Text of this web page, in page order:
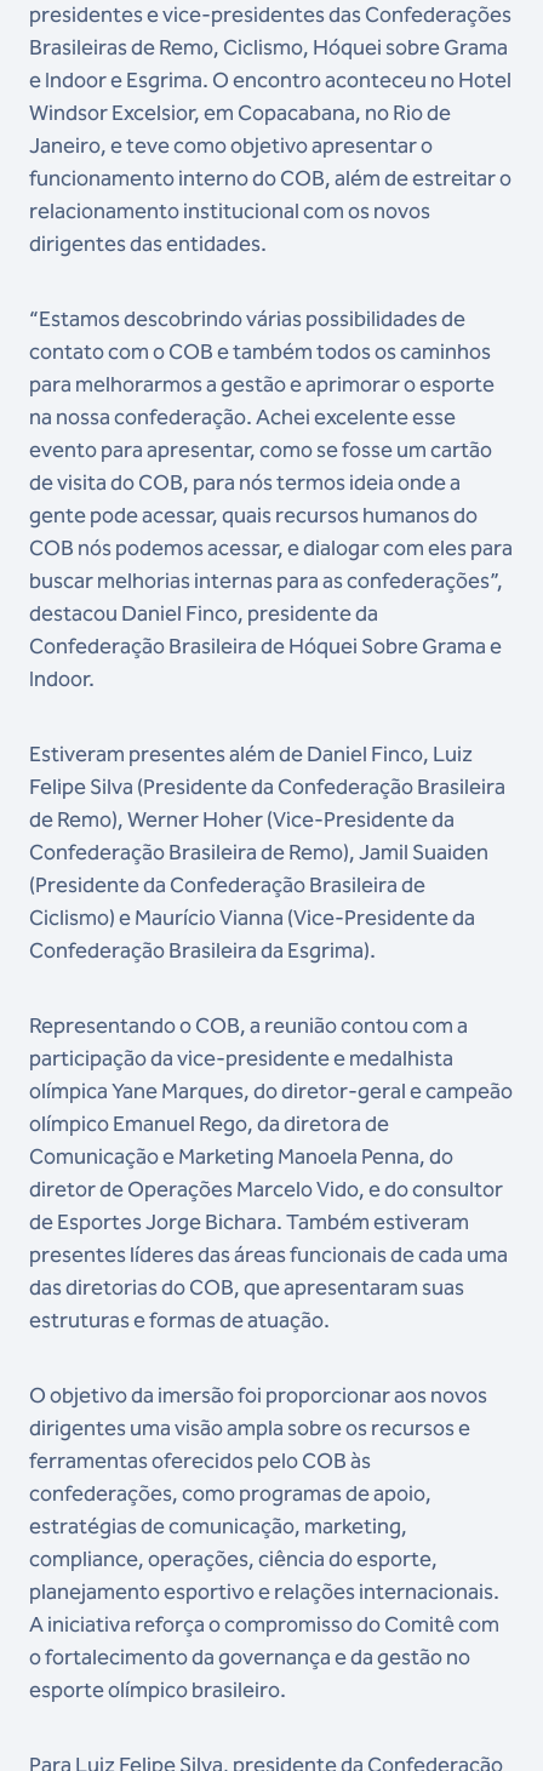
presidentes e vice-presidentes das Confederações
Brasileiras de Remo, Ciclismo, Hóquei sobre Grama
e Indoor e Esgrima. O encontro aconteceu no Hotel
Windsor Excelsior, em Copacabana, no Rio de
Janeiro, e teve como objetivo apresentar o
funcionamento interno do COB, além de estreitar o
relacionamento institucional com os novos
dirigentes das entidades.
“Estamos descobrindo várias possibilidades de
contato com o COB e também todos os caminhos
para melhorarmos a gestão e aprimorar o esporte
na nossa confederação. Achei excelente esse
evento para apresentar, como se fosse um cartão
de visita do COB, para nós termos ideia onde a
gente pode acessar, quais recursos humanos do
COB nós podemos acessar, e dialogar com eles para
buscar melhorias internas para as confederações”,
destacou Daniel Finco, presidente da
Confederação Brasileira de Hóquei Sobre Grama e
Indoor.
Estiveram presentes além de Daniel Finco, Luiz
Felipe Silva (Presidente da Confederação Brasileira
de Remo), Werner Hoher (Vice-Presidente da
Confederação Brasileira de Remo), Jamil Suaiden
(Presidente da Confederação Brasileira de
Ciclismo) e Maurício Vianna (Vice-Presidente da
Confederação Brasileira da Esgrima).
Representando o COB, a reunião contou com a
participação da vice-presidente e medalhista
olímpica Yane Marques, do diretor-geral e campeão
olímpico Emanuel Rego, da diretora de
Comunicação e Marketing Manoela Penna, do
diretor de Operações Marcelo Vido, e do consultor
de Esportes Jorge Bichara. Também estiveram
presentes líderes das áreas funcionais de cada uma
das diretorias do COB, que apresentaram suas
estruturas e formas de atuação.
O objetivo da imersão foi proporcionar aos novos
dirigentes uma visão ampla sobre os recursos e
ferramentas oferecidos pelo COB às
confederações, como programas de apoio,
estratégias de comunicação, marketing,
compliance, operações, ciência do esporte,
planejamento esportivo e relações internacionais.
A iniciativa reforça o compromisso do Comitê com
o fortalecimento da governança e da gestão no
esporte olímpico brasileiro.
Para Luiz Felipe Silva, presidente da Confederação